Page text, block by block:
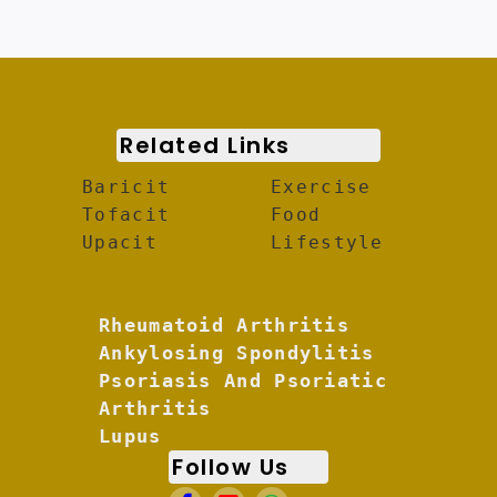
Related Links
Baricit
Tofacit
Upacit
Exercise
Food
Lifestyle
Rheumatoid Arthritis
Ankylosing Spondylitis
Psoriasis And Psoriatic
Arthritis
Lupus
Follow Us